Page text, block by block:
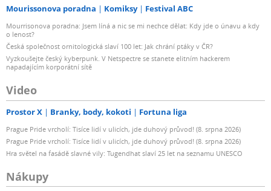
Mourissonova poradna Komiksy Festival ABC
Mourrisonova poradna: Jsem líná a nic se mi nechce dělat: Kdy jde o únavu a kdy
o lenost?
Česká společnost ornitologická slaví 100 let: Jak chrání ptáky v ČR?
Vyzkoušejte český kyberpunk. V Netspectre se stanete elitním hackerem
napadajícím korporátní sítě
Video
Prostor X Branky, body, kokoti Fortuna liga
Prague Pride vrcholí: Tisíce lidí v ulicích, jde duhový průvod! (8. srpna 2026)
Prague Pride vrcholí: Tisíce lidí v ulicích, jde duhový průvod! (8. srpna 2026)
Hra světel na fasádě slavné vily: Tugendhat slaví 25 let na seznamu UNESCO
Nákupy